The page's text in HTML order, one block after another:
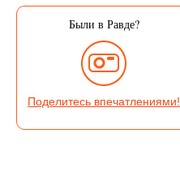
Были в Равде?
Поделитесь впечатлениями!